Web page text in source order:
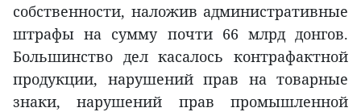
собственности, наложив административные
штрафы на сумму почти 66 млрд донгов.
Большинство дел касалось контрафактной
продукции, нарушений прав на товарные
знаки, нарушений прав промышленной